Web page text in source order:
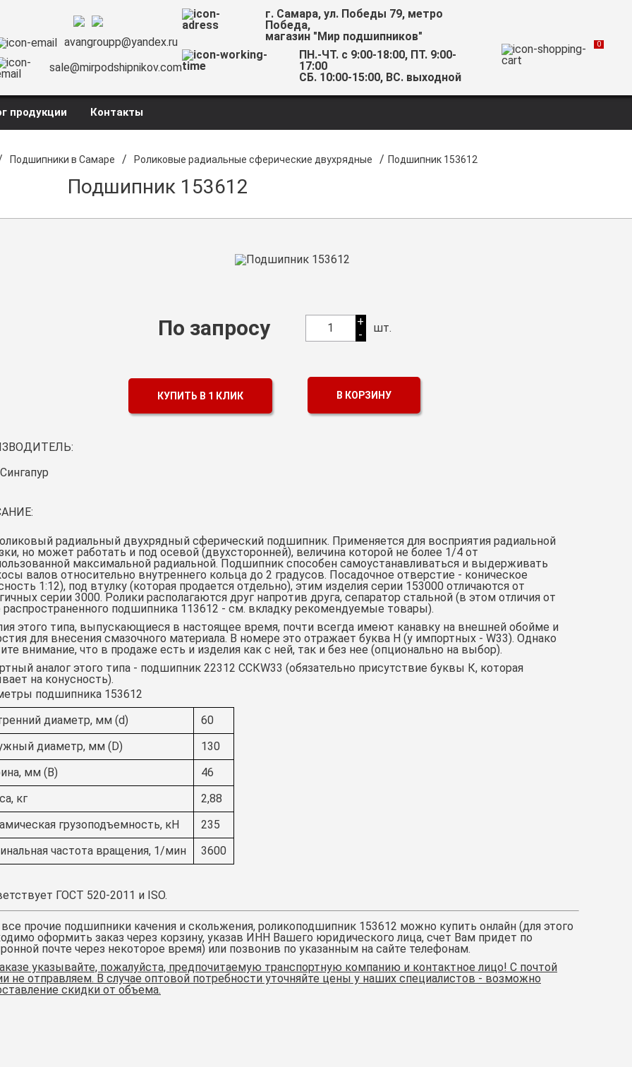
avangroupp@yandex.ru
sale@mirpodshipnikov.com
г. Самара, ул. Победы 79, метро
Победа,
магазин "Мир подшипников"
ПН.-ЧТ. с 9:00-18:00, ПТ. 9:00-
17:00
СБ. 10:00-15:00, ВС. выходной
0
продукции Контакты
Подшипники в Самаре / Роликовые радиальные сферические двухрядные / Подшипник 153612
Подшипник 153612
По запросу 1
+
-
шт.
КУПИТЬ В 1 КЛИК В КОРЗИНУ
радиальный двухрядный сферический подшипник. Применяется для восприятия радиальной
но может работать и под осевой (двухсторонней), величина которой не более 1/4 от
максимальной радиальной. Подшипник способен самоустанавливаться и выдерживать
валов относительно внутреннего кольца до 2 градусов. Посадочное отверстие - коническое
1:12), под втулку (которая продается отдельно), этим изделия серии 153000 отличаются от
серии 3000. Ролики располагаются друг напротив друга, сепаратор стальной (в этом отличия от
распространенного подшипника 113612 - см. вкладку рекомендуемые товары).
этого типа, выпускающиеся в настоящее время, почти всегда имеют канавку на внешней обойме и
для внесения смазочного материала. В номере это отражает буква Н (у импортных - W33). Однако
внимание, что в продаже есть и изделия как с ней, так и без нее (опционально на выбор).
аналог этого типа - подшипник 22312 CCКW33 (обязательно присутствие буквы К, которая
на конусность).
подшипника 153612
диаметр, мм (d)
60
диаметр, мм (D)
130
мм (B)
46
кг
2,88
грузоподъемность, кН
235
частота вращения, 1/мин
3600
ГОСТ 520-2011 и ISO.
прочие подшипники качения и скольжения, роликоподшипник 153612 можно купить онлайн (для этого
оформить заказ через корзину, указав ИНН Вашего юридического лица, счет Вам придет по
почте через некоторое время) или позвонив по указанным на сайте телефонам.
указывайте, пожалуйста, предпочитаемую транспортную компанию и контактное лицо! С почтой
не отправляем. В случае оптовой потребности уточняйте цены у наших специалистов - возможно
скидки от объема.